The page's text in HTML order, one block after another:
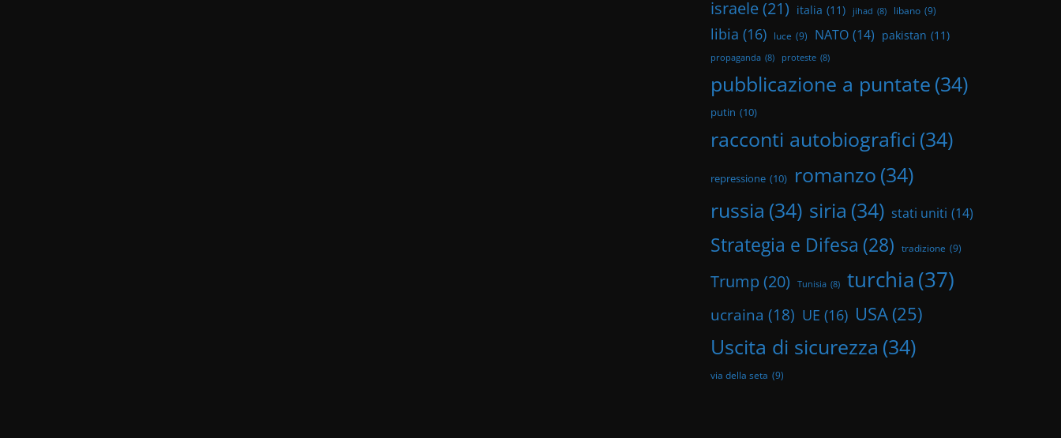
israele(21) italia (11) jihad (8) libano (9)
libia (16) luce (9) NATO (14) pakistan (11)
propaganda (8) proteste (8)
pubblicazione a puntate (34)
putin (10)
racconti autobiografici (34)
repressione (10) romanzo (34)
russia (34) siria (34) stati uniti (14)
Strategia e Difesa (28) tradizione (9)
Trump (20) Tunisia (8) turchia(37)
ucraina (18) UE (16) USA (25)
Uscita di sicurezza (34)
via della seta (9)